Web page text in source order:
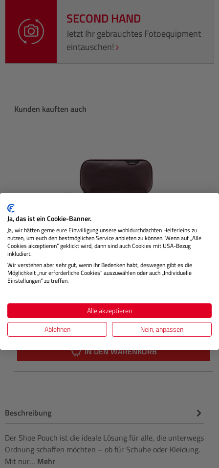
SECOND HAND
Jetzt Ihr gebrauchtes Fotoequipment
eintauschen!
Produktgalerie überspringen
Kunden kauften auch
Tech Pouch Small (Eclipse)
€ 59,99
IN DEN WARENKORB
Beschreibung
Der Shoe Pouch ist die ideale Lösung für alle, die unterwegs
Ordnung schaffen möchten – ob für Schuhe oder Kleidung.
Mit nur… Mehr
Ja, das ist ein Cookie-Banner.
Ja, wir hätten gerne eure Einwilligung unsere wohldurchdachten Helferleins zu
nutzen, um euch den bestmöglichen Service anbieten zu können. Wenn auf „Alle
Cookies akzeptieren“ geklickt wird, dann sind auch Cookies mit USA-Bezug
inkludiert.
Wir verstehen aber sehr gut, wenn ihr Bedenken habt, deswegen gibt es die
Möglichkeit „nur erforderliche Cookies“ auszuwählen oder auch „Individuelle
Einstellungen“ zu treffen.
Alle akzeptieren
Ablehnen
Nein, anpassen